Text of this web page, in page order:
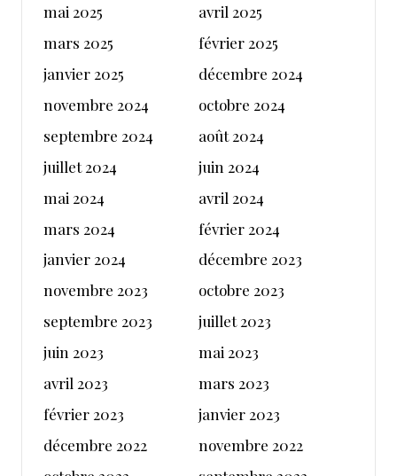
mai 2025
avril 2025
mars 2025
février 2025
janvier 2025
décembre 2024
novembre 2024
octobre 2024
septembre 2024
août 2024
juillet 2024
juin 2024
mai 2024
avril 2024
mars 2024
février 2024
janvier 2024
décembre 2023
novembre 2023
octobre 2023
septembre 2023
juillet 2023
juin 2023
mai 2023
avril 2023
mars 2023
février 2023
janvier 2023
décembre 2022
novembre 2022